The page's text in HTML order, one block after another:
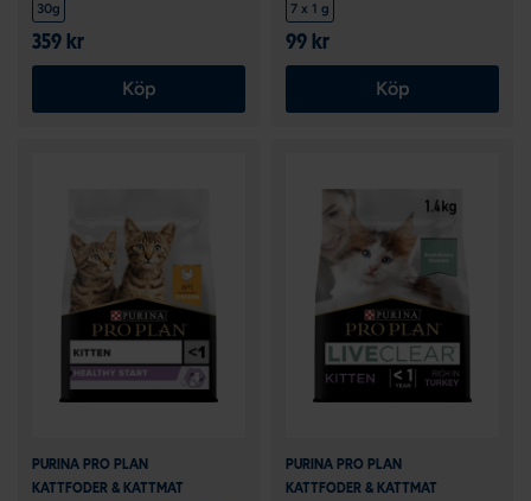
30g
359 kr
Köp
7 x 1 g
99 kr
Köp
PURINA PRO PLAN
KATTFODER & KATTMAT
PURINA PRO PLAN
KATTFODER & KATTMAT